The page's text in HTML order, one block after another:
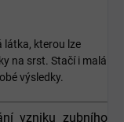
látka, kterou lze
na srst. Stačí i malá
výsledky.
vzniku zubního